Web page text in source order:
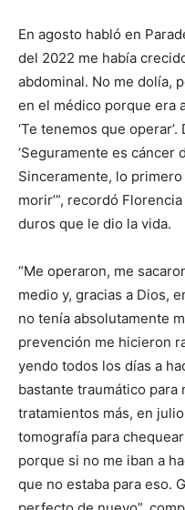
En agosto habló en
del 2022 me había
abdominal. No me dolía,
en el médico porque era
‘Te tenemos que
‘Seguramente es cáncer
Sinceramente, lo
morir’”, recordó
duros que le dio la vida.
“Me operaron, me
medio y, gracias a Dios,
no tenía absolutamente
prevención me hicieron
yendo todos los días a
bastante traumático para
tratamientos más, en
tomografía para
porque si no me iban a
que no estaba para eso.